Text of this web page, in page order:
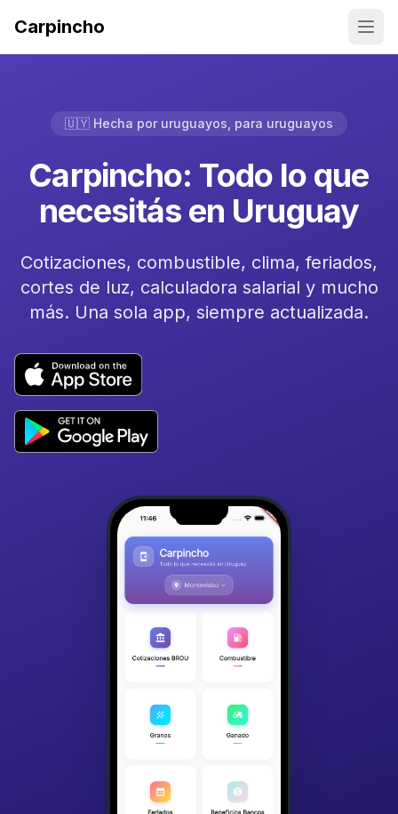
Carpincho
🇺🇾 Hecha por uruguayos, para uruguayos
Carpincho: Todo lo que
necesitás en Uruguay
Cotizaciones, combustible, clima, feriados,
cortes de luz, calculadora salarial y mucho
más. Una sola app, siempre actualizada.